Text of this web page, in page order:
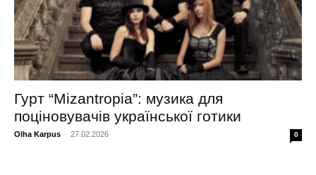
Гурт “Mizantropia”: музика для
поціновувачів української готики
Olha Karpus - 27.02.2026 0